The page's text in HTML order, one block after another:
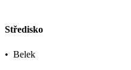
Středisko
• Belek